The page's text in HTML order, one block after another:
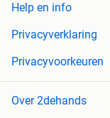
Help en info
Privacyverklaring
Privacyvoorkeuren
Over 2dehands